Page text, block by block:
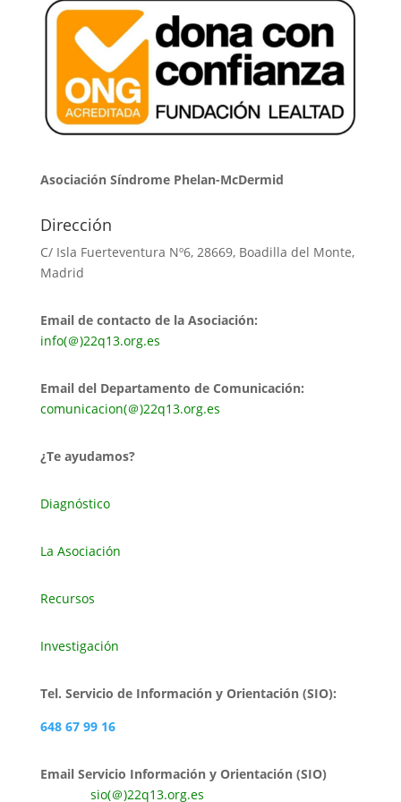
Asociación Síndrome Phelan-McDermid
Dirección
C/ Isla Fuerteventura Nº6, 28669, Boadilla del Monte,
Madrid
Email de contacto de la Asociación:
info(＠)22q13.org.es
Email del Departamento de Comunicación:
comunicacion(＠)22q13.org.es
¿Te ayudamos?
Diagnóstico
La Asociación
Recursos
Investigación
Tel. Servicio de Información y Orientación (SIO):
648 67 99 16
Email Servicio Información y Orientación (SIO)
sio(＠)22q13.org.es